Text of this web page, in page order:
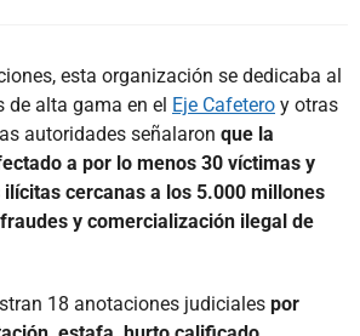
esta organización se dedicaba al
de alta gama en el Eje Cafetero y otras
autoridades señalaron que la
a por lo menos 30 víctimas y
cercanas a los 5.000 millones
y comercialización ilegal de
18 anotaciones judiciales por